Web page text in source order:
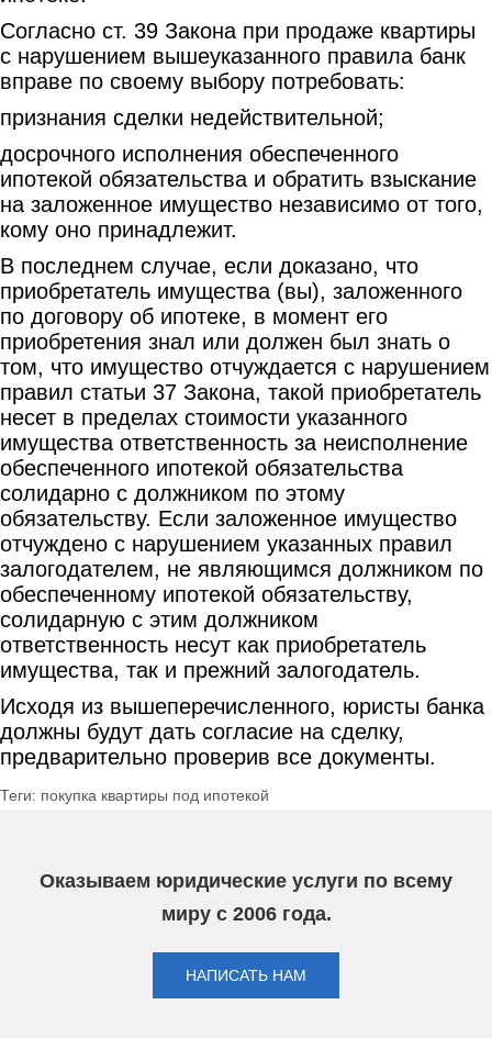
Согласно ст. 39 Закона при продаже квартиры
с нарушением вышеуказанного правила банк
вправе по своему выбору потребовать:
признания сделки недействительной;
досрочного исполнения обеспеченного
ипотекой обязательства и обратить взыскание
на заложенное имущество независимо от того,
кому оно принадлежит.
В последнем случае, если доказано, что
приобретатель имущества (вы), заложенного
по договору об ипотеке, в момент его
приобретения знал или должен был знать о
том, что имущество отчуждается с нарушением
правил статьи 37 Закона, такой приобретатель
несет в пределах стоимости указанного
имущества ответственность за неисполнение
обеспеченного ипотекой обязательства
солидарно с должником по этому
обязательству. Если заложенное имущество
отчуждено с нарушением указанных правил
залогодателем, не являющимся должником по
обеспеченному ипотекой обязательству,
солидарную с этим должником
ответственность несут как приобретатель
имущества, так и прежний залогодатель.
Исходя из вышеперечисленного, юристы банка
должны будут дать согласие на сделку,
предварительно проверив все документы.
Теги: покупка квартиры под ипотекой
Оказываем юридические услуги по всему
миру с 2006 года.
НАПИСАТЬ НАМ